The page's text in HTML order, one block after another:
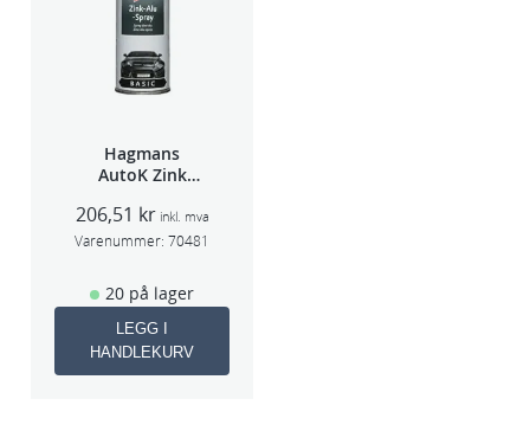
Hagmans
AutoK Zink
206,51 kr inkl. mva
Varenummer: 70481
20 på lager
LEGG I
HANDLEKURV